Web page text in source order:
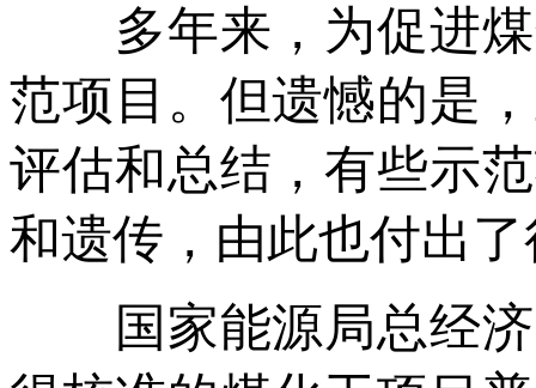
多年来，为促进煤
范项目。但遗憾的是
评估和总结，有些示
和遗传，由此也付出
国家能源局总经济